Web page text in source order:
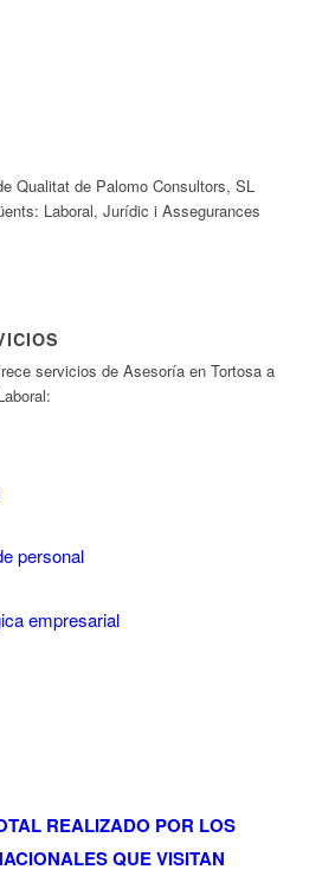
Qualitat de Palomo Consultors, SL
Laboral, Jurídic i Assegurances
servicios de Asesoría en Tortosa a
personal
empresarial
REALIZADO POR LOS
QUE VISITAN